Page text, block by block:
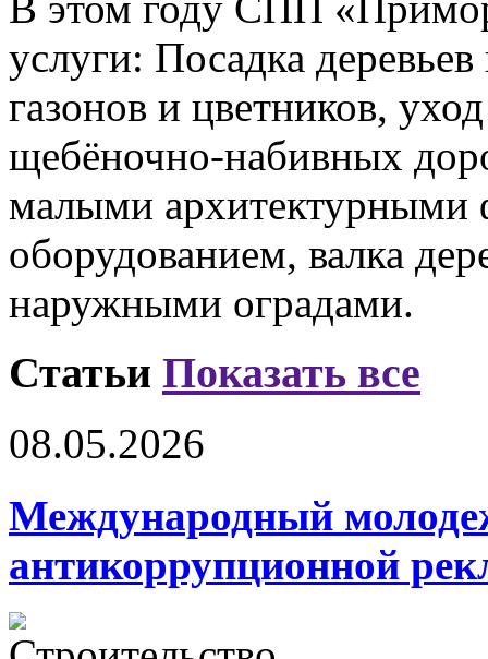
услуги: Посадка
газонов и цветников,
щебёночно-набивных
малыми архитектурными
оборудованием, валка
наружными оградами.
Статьи Показать все
08.05.2026
Международный
антикоррупционной